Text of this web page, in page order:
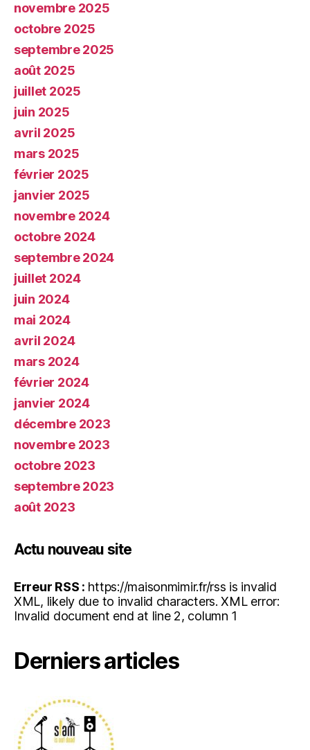
novembre 2025
octobre 2025
septembre 2025
août 2025
juillet 2025
juin 2025
avril 2025
mars 2025
février 2025
janvier 2025
novembre 2024
octobre 2024
septembre 2024
juillet 2024
juin 2024
mai 2024
avril 2024
mars 2024
février 2024
janvier 2024
décembre 2023
novembre 2023
octobre 2023
septembre 2023
août 2023
Actu nouveau site
Erreur RSS : https://maisonmimir.fr/rss is invalid
XML, likely due to invalid characters. XML error:
Invalid document end at line 2, column 1
Derniers articles